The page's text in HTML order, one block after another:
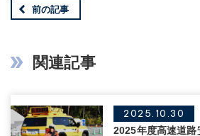
前の記事
関連記事
2025.10.30
2025年度高速道路